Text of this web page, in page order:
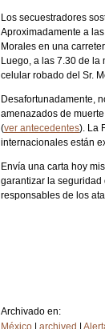
Los secuestradores
Aproximadamente a
Morales en una
Luego, a las 7.30 de la
celular robado del Sr.
Desafortunadamente,
amenazados de
(ver antecedentes). La
internacionales están
Envía una carta hoy
garantizar la seguridad
responsables de los
Archivado en:
México | archived |